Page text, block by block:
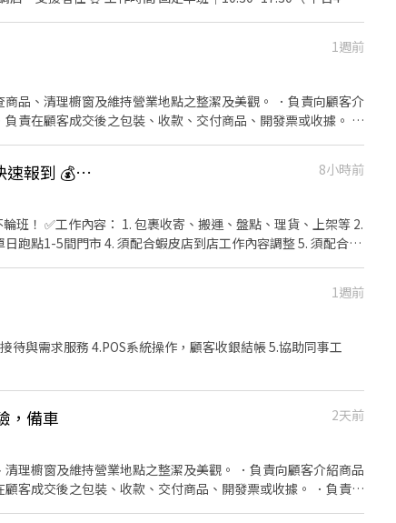
單日跑點（距離 ＜10km） ⏰ 工作時間 固定早班｜07:00–
定夜班｜23:30–03:30 🗓 排班方式 ✔ 含假日｜週排 3–5 天 ––
八里中山店｜中山路二段306號1樓 ⭐ 八里龍形－智取店｜龍
園－智取店｜雙園街124號1樓 ⭐ 三重正義－智取店｜正義北
路一段91號1樓 ⭐ 土城延吉－智取店｜延吉街26號與28號1樓
🏪 中和捷運
｜自立路23號1樓 ⭐ 中和力行－智取店｜連勝街19號1樓 ⭐
巷2號1樓 ⭐ 中和安平－智取店｜安平路17號1樓 ⭐ 中和連
8號1樓 ⭐ 中和景平三－智取店｜景平路638號1樓 ⭐ 中和興南
號1樓 ⭐ 永和中山－智取店｜中山路一段102之1號1樓 ⭐ 永和
青山店｜青山路29號 ⭐ 汐止秀峰－智取店｜秀峰路74號1樓 ⭐
店｜僑中二街8巷1號1樓
號1樓 ⭐ 板橋光武－智取店｜光武街36巷2號1樓 ⭐ 板橋四維
⭐ 板橋永豐－智取店｜永豐街151號1樓 ⭐ 板橋漢生－智取店
板橋莒光－智取店｜莒光路133巷1號1樓 ⭐ 板橋樂群－智取
板橋信義－智取店｜信義路150巷10號1樓 ⭐ 板橋民權－智取
孝
⭐ 林口仁愛－智取店｜仁愛路二段628號1樓 🔹 金山區
1週前
品、清理櫥窗及維持營業地點之整潔及美觀。 ．負責向顧客介
責在顧客成交後之包裝、收款、交付商品、開發票或收據。 ．
👍 🦐門市自選【土城】🦐蝦皮智取店 / 免經驗、快速報到 💰時薪 229-269
8小時前
班！ ✅工作內容： 1. 包裹收寄、搬運、盤點、理貨、上架等 2.
跑點1-5間門市 4. 須配合蝦皮店到店工作內容調整 5. 須配合鄰
為2~6小時依實際情況而定) 🔹夜班 ：23:30–03:30 (上班時數
17:30-23:30 (上班時數為2~6小時，一個月至少6天，依實際
薪$249 夜班另有獎金+40=時薪$269
中和、永和、汐止、板橋、淡水、新店、新莊、蘆洲
式履歷（1分鐘完成，快速安排送審）： 👉
欄位（身分證/詳細地址）錄取前皆可先不填！ ➋加入留言：
人員」💥
1週前
待與需求服務 4.POS系統操作，顧客收銀結帳 5.協助同事工
，備車
2天前
理櫥窗及維持營業地點之整潔及美觀。 ．負責向顧客介紹商品
客成交後之包裝、收款、交付商品、開發票或收據。 ．負責在